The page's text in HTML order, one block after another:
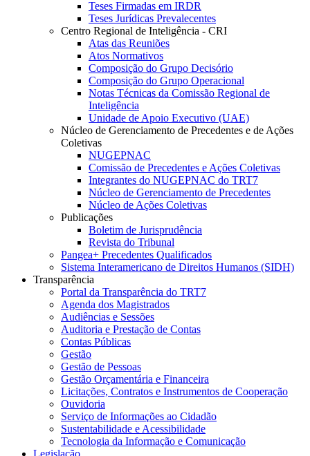
Teses Firmadas em IRDR
Teses Jurídicas Prevalecentes
Centro Regional de Inteligência - CRI
Atas das Reuniões
Atos Normativos
Composição do Grupo Decisório
Composição do Grupo Operacional
Notas Técnicas da Comissão Regional de
Inteligência
Unidade de Apoio Executivo (UAE)
Núcleo de Gerenciamento de Precedentes e de Ações
Coletivas
NUGEPNAC
Comissão de Precedentes e Ações Coletivas
Integrantes do NUGEPNAC do TRT7
Núcleo de Gerenciamento de Precedentes
Núcleo de Ações Coletivas
Publicações
Boletim de Jurisprudência
Revista do Tribunal
Pangea+ Precedentes Qualificados
Sistema Interamericano de Direitos Humanos (SIDH)
Transparência
Portal da Transparência do TRT7
Agenda dos Magistrados
Audiências e Sessões
Auditoria e Prestação de Contas
Contas Públicas
Gestão
Gestão de Pessoas
Gestão Orçamentária e Financeira
Licitações, Contratos e Instrumentos de Cooperação
Ouvidoria
Serviço de Informações ao Cidadão
Sustentabilidade e Acessibilidade
Tecnologia da Informação e Comunicação
Legislação